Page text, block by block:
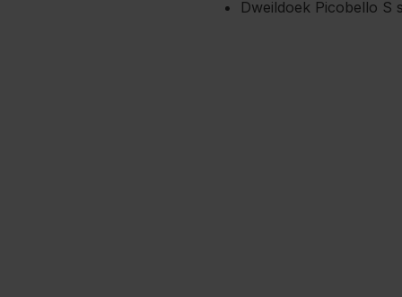
Dweildoek Picobello S